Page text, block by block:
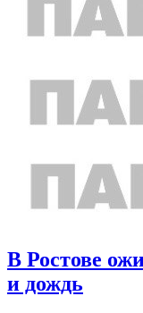
В Ростове
и дождь